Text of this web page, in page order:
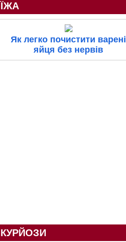
ЇЖА
Як легко почистити варені
яйця без нервів
КУРЙОЗИ